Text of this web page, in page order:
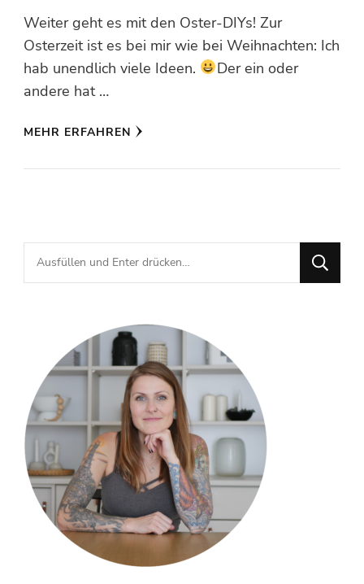
Weiter geht es mit den Oster-DIYs! Zur
Osterzeit ist es bei mir wie bei Weihnachten: Ich
hab unendlich viele Ideen.
Der ein oder
andere hat …
MEHR ERFAHREN
Suchst
du